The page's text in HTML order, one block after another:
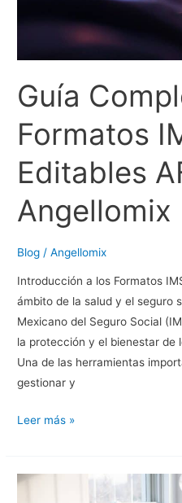
Guía
Formatos
Editables
Angellomix
Blog /Angellomix
Introducción a los Formatos
ámbito de la salud y el seguro
Mexicano del Seguro Social
la protección y el bienestar de
Una de las herramientas
gestionar y
Guía
Formatos
Leer más »